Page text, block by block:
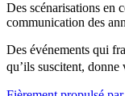
Des scénarisations en
communication des
Des événements qui
qu’ils suscitent,